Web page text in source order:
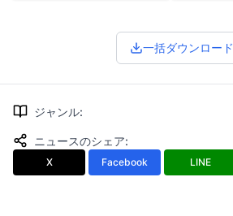
一括ダウンロード
ジャンル:
ニュースのシェア:
X Facebook LINE